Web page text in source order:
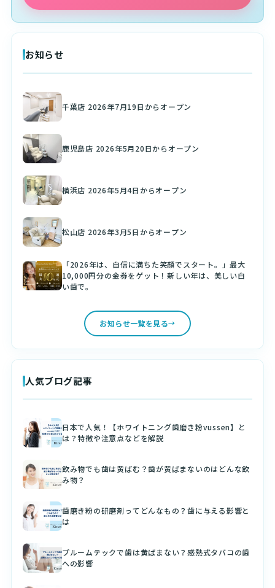
お知らせ
千葉店 2026年7月19日からオープン
鹿児島店 2026年5月20日からオープン
横浜店 2026年5月4日からオープン
松山店 2026年3月5日からオープン
「2026年は、自信に満ちた笑顔でスタート。」最大
10,000円分の金券をゲット！新しい年は、美しい白
い歯で。
お知らせ一覧を見る
人気ブログ記事
日本で人気！【ホワイトニング歯磨き粉vussen】と
は？特徴や注意点などを解説
飲み物でも歯は黄ばむ？歯が黄ばまないのはどんな飲
み物？
歯磨き粉の研磨剤ってどんなもの？歯に与える影響と
は
プルームテックで歯は黄ばまない？感熱式タバコの歯
への影響